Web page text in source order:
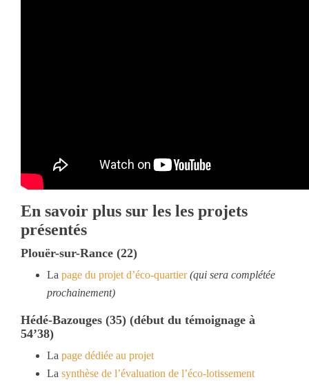
En savoir plus sur les les projets
présentés
Plouër-sur-Rance (22)
La page du projet d’éco-quartier (qui sera complétée
prochainement)
Hédé-Bazouges (35) (début du témoignage à
54’38)
La page dédiée au projet
La synthèse de l’évaluation de l’éco-lotissement